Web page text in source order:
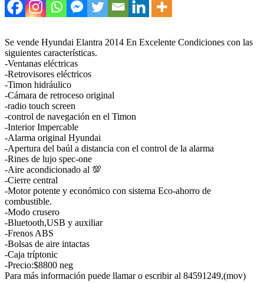
Se vende Hyundai Elantra 2014 En Excelente Condiciones con las
siguientes características.
-Ventanas eléctricas
-Retrovisores eléctricos
-Timon hidráulico
-Cámara de retroceso original
-radio touch screen
-control de navegación en el Timon
-Interior Impercable
-Alarma original Hyundai
-Apertura del baúl a distancia con el control de la alarma
-Rines de lujo spec-one
-Aire acondicionado al 💯
-Cierre central
-Motor potente y económico con sistema Eco-ahorro de
combustible.
-Modo crusero
-Bluetooth,USB y auxiliar
-Frenos ABS
-Bolsas de aire intactas
-Caja tríptonic
-Precio:$8800 neg
Para más información puede llamar o escribir al 84591249,(mov)